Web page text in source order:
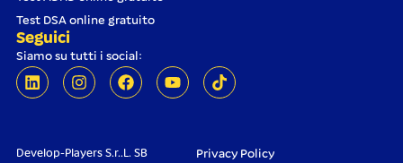
Test DSA online gratuito
Seguici
Siamo su tutti i social:
Develop-Players S.r..L. SB
Privacy Policy